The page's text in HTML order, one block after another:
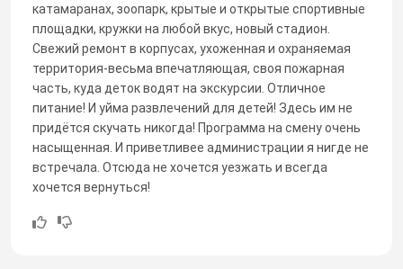
катамаранах, зоопарк, крытые и открытые спортивные
площадки, кружки на любой вкус, новый стадион.
Свежий ремонт в корпусах, ухоженная и охраняемая
территория-весьма впечатляющая, своя пожарная
часть, куда деток водят на экскурсии. Отличное
питание! И уйма развлечений для детей! Здесь им не
придётся скучать никогда! Программа на смену очень
насыщенная. И приветливее администрации я нигде не
встречала. Отсюда не хочется уезжать и всегда
хочется вернуться!